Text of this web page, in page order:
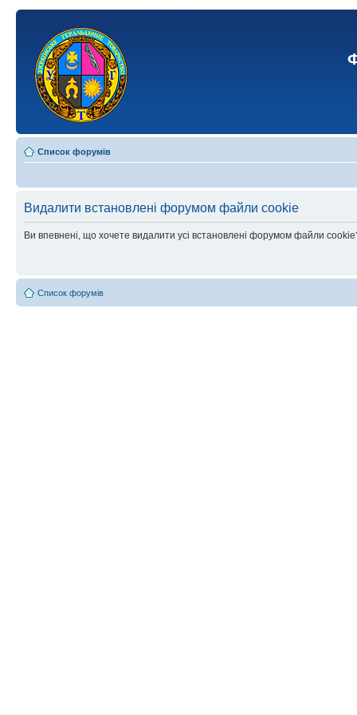
Список форумів
Видалити встановлені форумом файли cookie
Ви впевнені, що хочете видалити усі встановлені форумом файли
Список форумів